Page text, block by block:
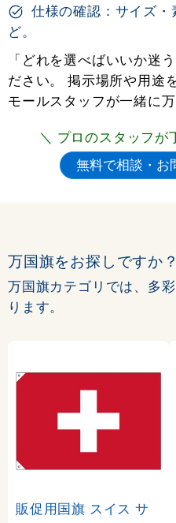
仕様の確認：サイズ
ど。
「どれを選べばいいか迷
ださい。 掲示場所や用途
モールスタッフが一緒に
＼ プロのスタッフが
万国旗をお探しですか？
万国旗カテゴリでは、多
ります。
販促用国旗 スイス サ